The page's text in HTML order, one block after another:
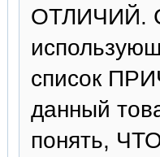
ОТЛИЧИЙ.
список
данный
понять,